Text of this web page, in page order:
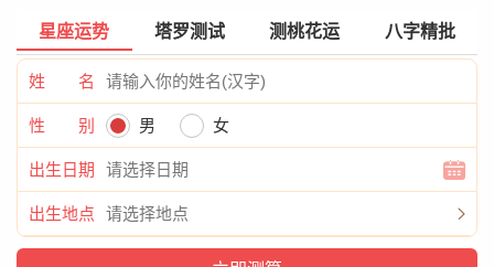
星座运势 塔罗测试 测桃花运 八字精批
姓 名
性 别 男 女
出生日期
出生地点